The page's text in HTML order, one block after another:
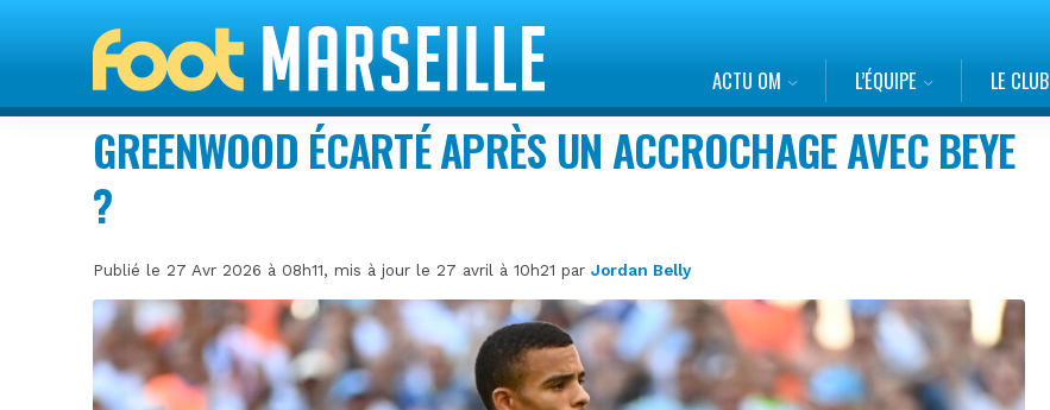
ACTU OM L’ÉQUIPE LE CLUB
GREENWOOD ÉCARTÉ APRÈS UN ACCROCHAGE AVEC BEYE
?
Publié le 27 Avr 2026 à 08h11, mis à jour le 27 avril à 10h21 parJordan Belly